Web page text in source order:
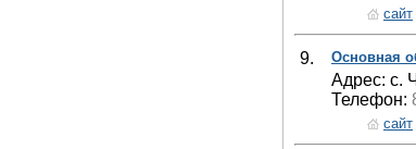
сайт
9. Основная
Адрес: с.
Телефон:
сайт